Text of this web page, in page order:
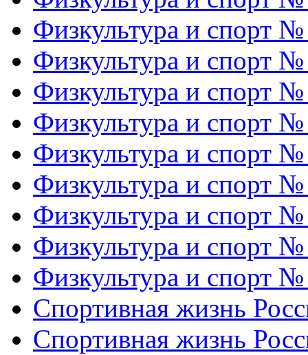
Физкультура и спорт
Физкультура и спорт
Физкультура и спорт
Физкультура и спорт
Физкультура и спорт
Физкультура и спорт
Физкультура и спорт
Физкультура и спорт
Физкультура и спорт
Спортивная жизнь
Спортивная жизнь